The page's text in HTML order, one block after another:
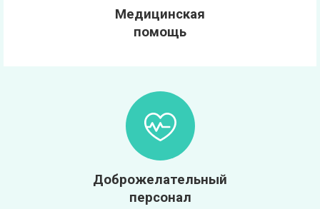
Медицинская
помощь
Доброжелательный
персонал